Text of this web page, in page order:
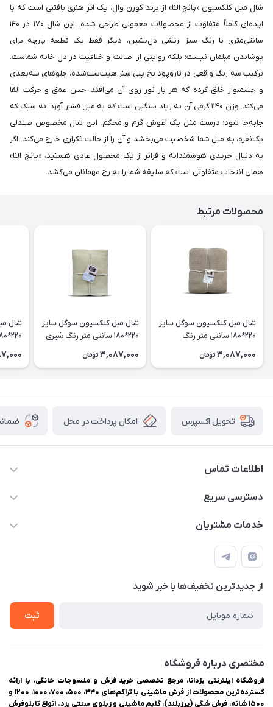
شال مبل کلکسیون «پانچ النا» از برند کورن وال، یک اثر هنری بافتنی است که با
ایده‌ای کاملاً متفاوت از محصولات معمولی طراحی شده. این شال ۱۷۰ در ۱۴۰
سانتی‌متری با رنگ سبز ارتشی دل‌نشین، دیگر فقط یک قطعه پارچه برای
پوشاندن مبلمان نیست؛ بلکه روایتی از اصالت و خلاقیت در دل خانه شماست.
ترکیب سه رنگ واقعی در تاروپود نخ پلی‌استر هیت‌ست‌شده، جلوهای سه‌بعدی
و چشمنواز خلق کرده که هر بار نور روی آن می‌افتد، حس عمق و حرکت القا
می‌کند. وزن ۱۱۴۰ گرمی آن نه زیاد سنگین است که به مبل فشار آورد، نه سبک که
جابه‌جا شود؛ درست مثل یک آغوش گرم و محکم. این شال مخصوص صندلی
یک‌نفره، به مبل شما شخصیت می‌بخشد و آن را از حالت تکراری خارج می‌کند. اگر
به دنبال خریدی هوشمندانه و فراتر از یک محصول عادی هستید، «پانچ النا»
همان انتخاب متفاوتی است که سلیقه شما را به رخ مهمانان می‌کشد.
محصولات مرتبط
شال مبل کلکسیون سوگل سایز
220*180 سانتی متر رنگ
نسکافه ای
3,087,000 تومان
شال مبل کلکسیون سوگل سایز
220*180 سانتی متر رنگ شیری
3,087,000 تومان
شال
دریایی
تحویل اکسپرس امکان پرداخت در محل
اطلاعات تماس
03538252575
اینترنتی یزدانا
دسترسی سریع
حساب کاربری
لیست محصولات
درباره ما
خدمات مشتریان
راهنمای ثبت سفارش
حریم خصوصی
سوالات متداول
از جدید‌ترین تخفیف‌ها با‌ خبر شوید
ثبت
مختصری درباره فروشگاه
فروشگاه اینترنتی یزدانا، مرجع تخصصی خرید فرش و منسوجات خانگی، با ارائه
گسترده‌ترین محصولات از فرش ماشینی با تراکم‌های ۴۴۰، ۵۰۰، ۷۰۰، ۱۰۰۰، ۱۲۰۰ و
۱۵۰۰ شانه، فرش شگی (پرزبلند)، گلیم ماشینی و زیلوی سنتی یزد. انواع تابلوفرش